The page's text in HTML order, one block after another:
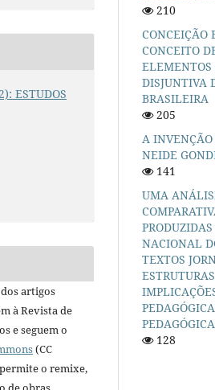
ESTUDOS
artigos
à Revista de
e seguem o
(CC
o remixe,
210
CONCEIÇÃO
CONCEITO
DISJUNTIVA
BRASILEIRA
205
A
NEIDE
141
UMA
NACIONAL
TEXTOS
128